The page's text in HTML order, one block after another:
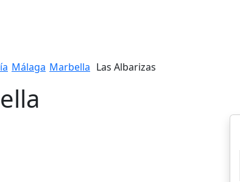
Málaga Marbella Las Albarizas